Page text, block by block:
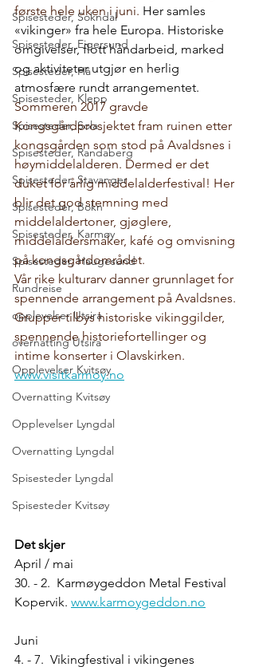
Spisesteder, Sokndal
Spisesteder, Eigersund
Spisesteder, Hå
Spisesteder, Klepp
Spisesteder, Sola
Spisesteder, Randaberg
Spisesteder, Stavanger
Spisesteder, Bokn
Spisesteder, Karmøy
Spisesteder, Haugesund
Rundreise
opplevelser Utsira
overnatting Utsira
Opplevelser Kvitsøy
Overnatting Kvitsøy
Opplevelser Lyngdal
Overnatting Lyngdal
Spisesteder Lyngdal
Spisesteder Kvitsøy
første hele uken i juni. Her samles
«vikinger» fra hele Europa. Historiske
omgivelser, flott håndarbeid, marked
og aktiviteter utgjør en herlig
atmosfære rundt arrangementet.
Sommeren 2017 gravde
Kongsgårdprosjektet fram ruinen etter
kongsgården som stod på Avaldsnes i
høymiddelalderen. Dermed er det
duket for årlig middelalderfestival! Her
blir det god stemning med
middelaldertoner, gjøglere,
middelaldersmaker, kafé og omvisning
på kongsgårdområdet.
Vår rike kulturarv danner grunnlaget for
spennende arrangement på Avaldsnes.
Grupper tilbys historiske vikinggilder,
spennende historiefortellinger og
intime konserter i Olavskirken.
www.visitkarmoy.no
Det skjer
April / mai
30. - 2. Karmøygeddon Metal Festival
Kopervik. www.karmoygeddon.no
Juni
4. - 7. Vikingfestival i vikingenes